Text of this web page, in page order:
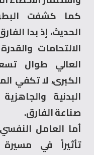
كما كشفت
الحديث، إذ بدا
الالتحامات
العالي طوال
الكبرى، لا تكفي
البدنية
صناعة الفارق.
أما العامل
تأثيراً في مسيرة